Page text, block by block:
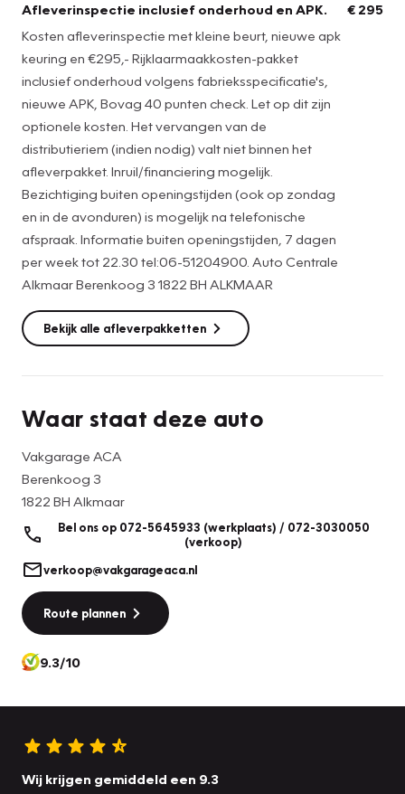
GVW: 1.690 kg
Afmetingen (LxBxH): 416 x 174 x 157 cm
Wielbasis: 254 cm
Milieu
CO2-uitstoot: 110 g/km
Emissieklasse: Euro 6
Verbruik
Gemiddeld brandstofverbruik: 4,8 l/100km (1 op 20,8)
Brandstofverbruik in de stad: 5,9 l/100km (1 op 16,9)
Brandstofverbruik op de snelweg: 4,1 l/100km (1 op 24,4)
Onderhoud, historie en staat
Onderhoudsboekjes: Aanwezig (dealer onderhouden)
Financiële informatie
puntencheck:
https://mijn.bovag.nl/downloads/ondernemerschap/
Productveiligheid
Fabrikant: Auto Centrale Alkmaar Berenkoog 3 1822BH
ALKMAAR, NL 0723030050
Afleverinspectie inclusief onderhoud en APK.
Kosten afleverinspectie met kleine beurt, nieuwe apk
keuring en €295,- Rijklaarmaakkosten-pakket
inclusief onderhoud volgens fabrieksspecificatie's,
nieuwe APK, Bovag 40 punten check. Let op dit zijn
optionele kosten. Het vervangen van de
distributieriem (indien nodig) valt niet binnen het
afleverpakket. Inruil/financiering mogelijk.
Bezichtiging buiten openingstijden (ook op zondag
en in de avonduren) is mogelijk na telefonische
afspraak. Informatie buiten openingstijden, 7 dagen
per week tot 22.30 tel:06-51204900. Auto Centrale
Alkmaar Berenkoog 3 1822 BH ALKMAAR
€ 295
Bekijk alle afleverpakketten
Waar staat deze auto
Vakgarage ACA
Berenkoog 3
1822 BH Alkmaar
Bel ons op 072-5645933 (werkplaats) / 072-3030050
(verkoop)
verkoop@vakgarageaca.nl
Route plannen
9.3/10
Wij krijgen gemiddeld een 9.3